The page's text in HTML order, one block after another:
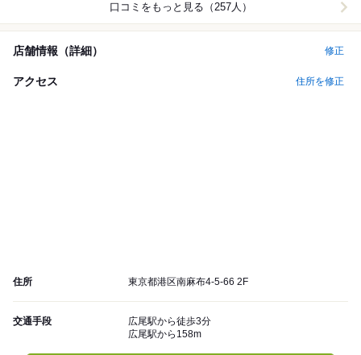
口コミをもっと見る（257人）
店舗情報（詳細） 修正
アクセス 住所を修正
住所 東京都港区南麻布4-5-66 2F
交通手段
広尾駅から徒歩3分
広尾駅から158m